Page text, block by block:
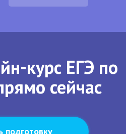
курс ЕГЭ по
сейчас
подготовку